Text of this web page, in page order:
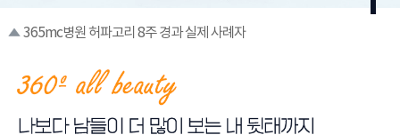
365mc병원 허파고리 8주 경과 실제 사례자